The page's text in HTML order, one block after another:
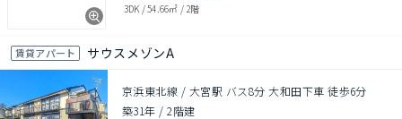
3DK /54.66㎡ / 2階
賃貸アパート サウスメゾンA
京浜東北線 / 大宮駅 バス8分 大和田下車 徒歩6分
築31年 /2階建